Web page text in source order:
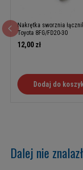
Nakrętka sworznia
Toyota 8FG/FD20-30
12,00 zł
Dodaj do
Dalej nie